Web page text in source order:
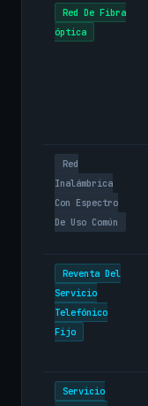
Red De Fibra
óptica
Red
Inalámbrica
Con Espectro
De Uso Común
Reventa Del
Servicio
Telefónico
Fijo
Servicio